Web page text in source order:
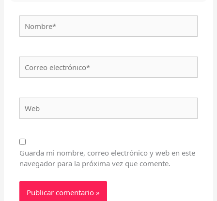
Nombre*
Correo
electrónico*
Web
Guarda mi nombre, correo electrónico y web en este
navegador para la próxima vez que comente.